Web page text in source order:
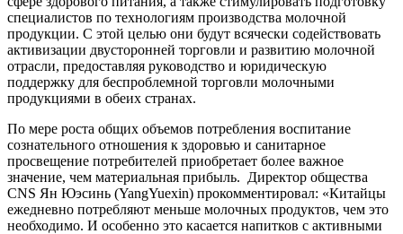
специалистов по технологиям производства молочной
продукции. С этой целью они будут всячески содействовать
активизации двусторонней торговли и развитию молочной
отрасли, предоставляя руководство и юридическую
поддержку для беспроблемной торговли молочными
продукциями в обеих странах.
По мере роста общих объемов потребления воспитание
сознательного отношения к здоровью и санитарное
просвещение потребителей приобретает более важное
значение, чем материальная прибыль. Директор общества
CNS Ян Юэсинь (YangYuexin) прокомментировал: «Китайцы
ежедневно потребляют меньше молочных продуктов, чем это
необходимо. И особенно это касается напитков с активными